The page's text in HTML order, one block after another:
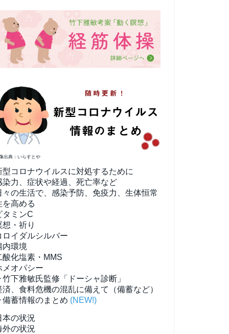
出典：いらすとや
型コロナウイルスに対処するために
染力、症状や経過、死亡率など
々の生活で、感染予防、免疫力、生体恒常
を高める
タミンC
想・祈り
ロイダルシルバー
内環境
酸化塩素・MMS
メオパシー
下雅敏氏監修「ドーシャ診断」
済、食料危機の混乱に備えて（備蓄など）
蓄情報のまとめ (NEW!)
本の状況
外の状況